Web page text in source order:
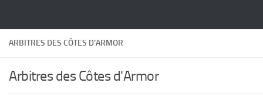
ARBITRES DES CÔTES D’ARMOR
Arbitres des Côtes d'Armor